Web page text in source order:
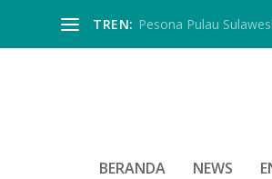
TREN: Pesona Pulau
BERANDA NEWS